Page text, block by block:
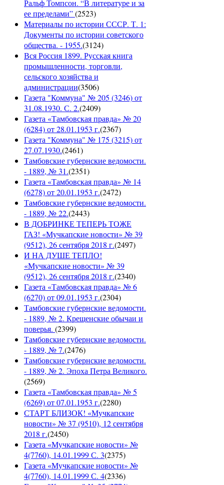
Ральф Томпсон. “В литературе и за
ее пределами”(2523)
Материалы по истории СССР. Т. 1:
Документы по истории советского
общества. - 1955.(3124)
Вся Россия 1899. Русская книга
промышленности, торговли,
сельского хозяйства и
администрации(3506)
Газета "Коммуна" № 205 (3246) от
31.08.1930. С. 2.(2409)
Газета «Тамбовская правда» № 20
(6284) от 28.01.1953 г.(2367)
Газета "Коммуна" № 175 (3215) от
27.07.1930.(2461)
Тамбовские губернские ведомости.
- 1889, № 31.(2351)
Газета «Тамбовская правда» № 14
(6278) от 20.01.1953 г.(2472)
Тамбовские губернские ведомости.
- 1889, № 22.(2443)
В ДОБРИНКЕ ТЕПЕРЬ ТОЖЕ
ГАЗ! «Мучкапские новости» № 39
(9512), 26 сентября 2018 г.(2497)
И НА ДУШЕ ТЕПЛО!
«Мучкапские новости» № 39
(9512), 26 сентября 2018 г.(2340)
Газета «Тамбовская правда» № 6
(6270) от 09.01.1953 г.(2304)
Тамбовские губернские ведомости.
- 1889, № 2. Крещенские обычаи и
поверья. (2399)
Тамбовские губернские ведомости.
- 1889, № 7.(2476)
Тамбовские губернские ведомости.
- 1889, № 2. Эпоха Петра Великого.
(2569)
Газета «Тамбовская правда» № 5
(6269) от 07.01.1953 г.(2280)
СТАРТ БЛИЗОК! «Мучкапские
новости» № 37 (9510), 12 сентября
2018 г.(2450)
Газета «Мучкапские новости» №
4(7760), 14.01.1999 С. 3(2375)
Газета «Мучкапские новости» №
4(7760), 14.01.1999 С. 4(2336)